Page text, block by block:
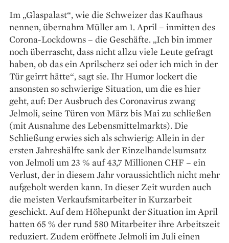
Im „Glaspalast“, wie die Schweizer das Kaufhaus
nennen, übernahm Müller am 1. April – ­inmitten des
Corona-Lockdowns – die Geschäfte. „Ich bin immer
noch überrascht, dass nicht allzu viele Leute gefragt
haben, ob das ein Aprilscherz sei oder ich mich in der
Tür geirrt hätte“, sagt sie. Ihr Humor lockert die
ansonsten so schwierige Situation, um die es hier
geht, auf: Der Ausbruch des Coronavirus zwang
Jelmoli, seine Türen von März bis Mai zu schließen
(mit Ausnahme des Lebensmittelmarkts). Die
Schließung erwies sich als schwierig: Allein in der
ersten Jahreshälfte sank der Einzelhandels­umsatz
von Jelmoli um 23 % auf 43,7 Millionen CHF – ein
Verlust, der in diesem Jahr voraussichtlich nicht mehr
aufgeholt werden kann. In dieser Zeit wurden auch
die meisten Verkaufsmitarbeiter in Kurz­arbeit
geschickt. Auf dem Höhepunkt der Situation im April
hatten 65 % der rund 580 Mitarbeiter ihre Arbeitszeit
reduziert. Zudem eröffnete Jelmoli im Juli einen